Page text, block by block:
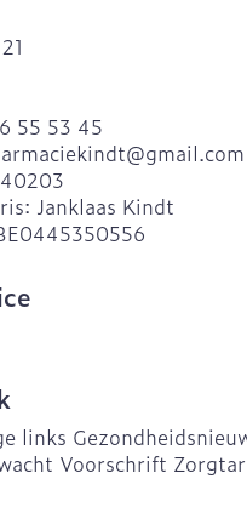
55 53 45
gmail.com
Janklaas Kindt
links
Voorschrift